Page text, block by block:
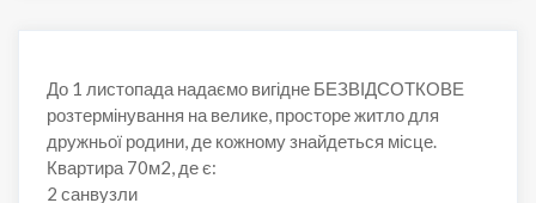
До 1 листопада надаємо вигідне БЕЗВІДСОТКОВЕ
розтермінування на велике, просторе житло для
дружньої родини, де кожному знайдеться місце.
Квартира 70м2, де є:
2 санвузли